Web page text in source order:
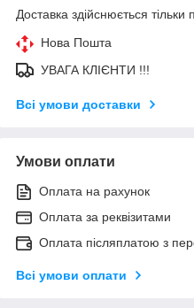
Доставка здійснюється тільки
Нова Пошта
УВАГА КЛІЄНТИ !!!
Всі умови доставки
Умови оплати
Оплата на рахунок
Оплата за реквізитами
Оплата післяплатою з
Всі умови оплати